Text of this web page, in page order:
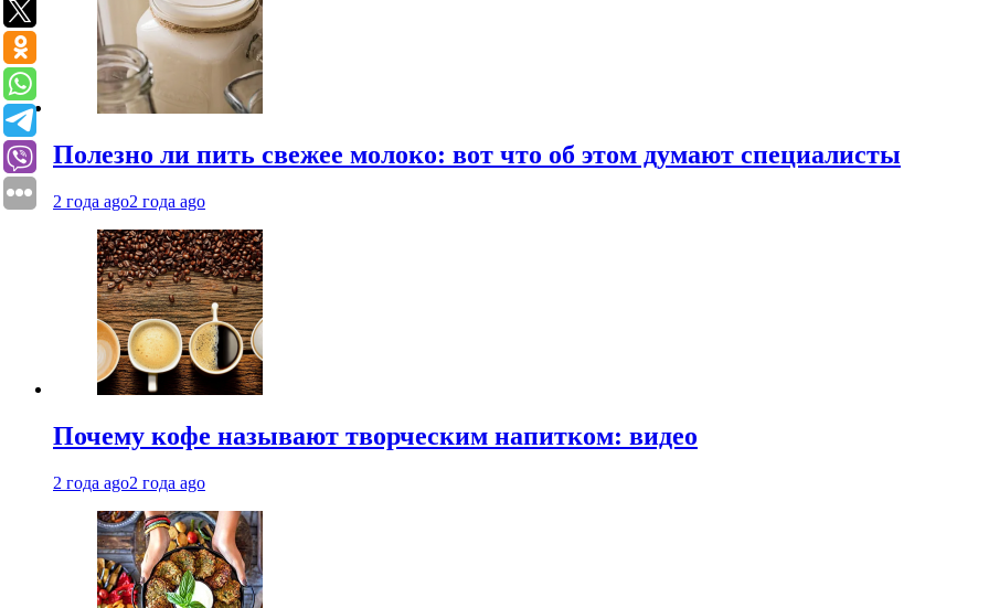
Полезно ли пить свежее молоко: вот что об этом думают специалисты
2 года ago2 года ago
Почему кофе называют творческим напитком: видео
2 года ago2 года ago